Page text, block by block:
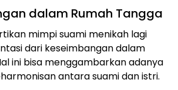
dalam Rumah Tangga
mimpi suami menikah lagi
dari keseimbangan dalam
ini bisa menggambarkan adanya
antara suami dan istri.